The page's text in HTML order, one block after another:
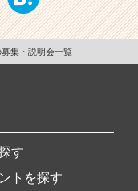
集・説明会一覧
す
トを探す